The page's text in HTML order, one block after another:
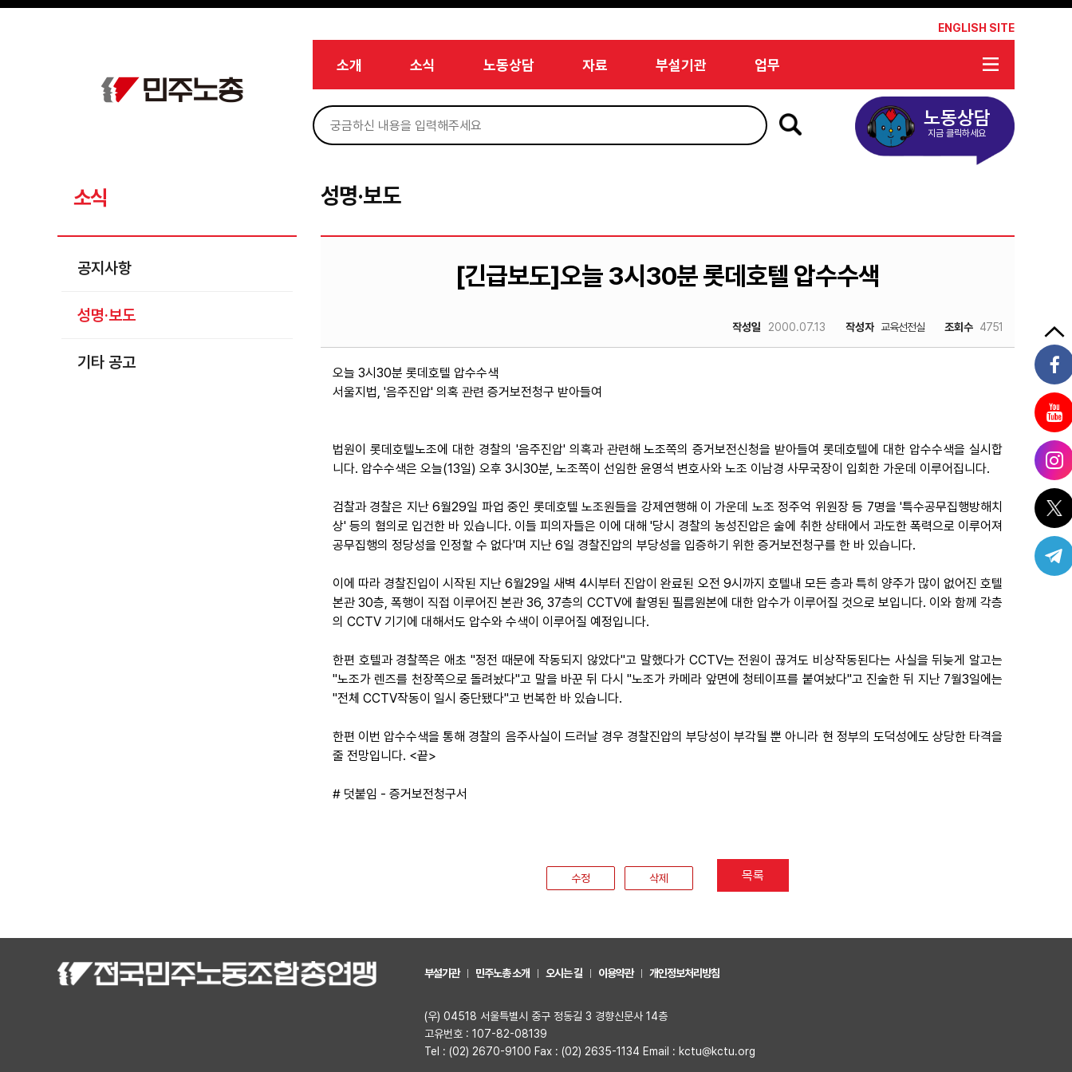
메뉴 건너뛰기
ENGLISH SITE
소개 소식 노동상담 자료 부설기관 업무
노동상담
지금 클릭하세요
소식
공지사항
성명·보도
기타 공고
성명·보도
[긴급보도]오늘 3시30분 롯데호텔 압수수색
작성일 2000.07.13 작성자 교육선전실 조회수 4751
오늘 3시30분 롯데호텔 압수수색
서울지법, '음주진압' 의혹 관련 증거보전청구 받아들여
법원이 롯데호텔노조에 대한 경찰의 '음주진압' 의혹과 관련해 노조쪽의 증거보전신청을 받아들여 롯데호텔에 대한 압수수색을 실시합
니다. 압수수색은 오늘(13일) 오후 3시30분, 노조쪽이 선임한 윤영석 변호사와 노조 이남경 사무국장이 입회한 가운데 이루어집니다.
검찰과 경찰은 지난 6월29일 파업 중인 롯데호텔 노조원들을 강제연행해 이 가운데 노조 정주억 위원장 등 7명을 '특수공무집행방해치
상' 등의 혐의로 입건한 바 있습니다. 이들 피의자들은 이에 대해 '당시 경찰의 농성진압은 술에 취한 상태에서 과도한 폭력으로 이루어져
공무집행의 정당성을 인정할 수 없다'며 지난 6일 경찰진압의 부당성을 입증하기 위한 증거보전청구를 한 바 있습니다.
이에 따라 경찰진입이 시작된 지난 6월29일 새벽 4시부터 진압이 완료된 오전 9시까지 호텔내 모든 층과 특히 양주가 많이 없어진 호텔
본관 30층, 폭행이 직접 이루어진 본관 36, 37층의 CCTV에 촬영된 필름원본에 대한 압수가 이루어질 것으로 보입니다. 이와 함께 각층
의 CCTV 기기에 대해서도 압수와 수색이 이루어질 예정입니다.
한편 호텔과 경찰쪽은 애초 "정전 때문에 작동되지 않았다"고 말했다가 CCTV는 전원이 끊겨도 비상작동된다는 사실을 뒤늦게 알고는
"노조가 렌즈를 천장쪽으로 돌려놨다"고 말을 바꾼 뒤 다시 "노조가 카메라 앞면에 청테이프를 붙여놨다"고 진술한 뒤 지난 7월3일에는
"전체 CCTV작동이 일시 중단됐다"고 번복한 바 있습니다.
한편 이번 압수수색을 통해 경찰의 음주사실이 드러날 경우 경찰진압의 부당성이 부각될 뿐 아니라 현 정부의 도덕성에도 상당한 타격을
줄 전망입니다. <끝>
# 덧붙임 - 증거보전청구서
수정 삭제 목록
부설기관 민주노총 소개 오시는 길 이용약관 개인정보처리방침
(우) 04518 서울특별시 중구 정동길 3 경향신문사 14층
고유번호 : 107-82-08139
Tel : (02) 2670-9100 Fax : (02) 2635-1134 Email : kctu@kctu.org
Sketchbook5, 스케치북5
Sketchbook5, 스케치북5